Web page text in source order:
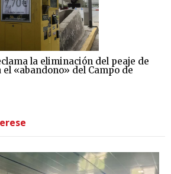
la eliminación del peaje de
el «abandono» del Campo de